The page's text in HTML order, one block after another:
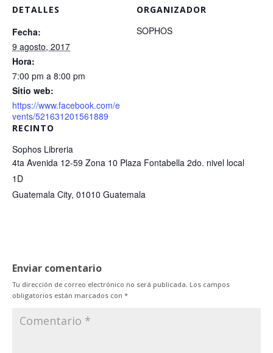
DETALLES
Fecha:
9 agosto, 2017
Hora:
7:00 pm a 8:00 pm
Sitio web:
https://www.facebook.com/e
vents/521631201561889
RECINTO
Sophos Libreria
4ta Avenida 12-59 Zona 10 Plaza Fontabella 2do. nivel local
1D
Guatemala City, 01010 Guatemala
ORGANIZADOR
SOPHOS
Enviar comentario
Tu dirección de correo electrónico no será publicada. Los campos
obligatorios están marcados con *